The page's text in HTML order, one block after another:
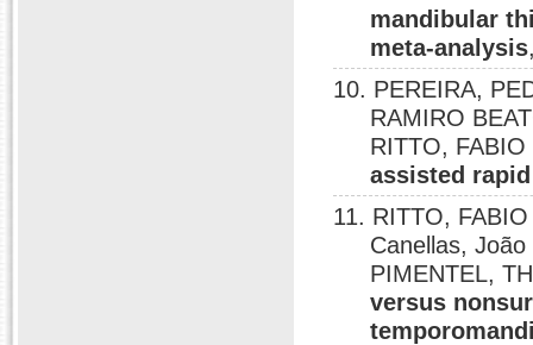
mandibular
meta-analysis
10. PEREIRA,
RAMIRO
RITTO,
assisted
11. RITTO,
Canellas,
PIMENTEL,
versus